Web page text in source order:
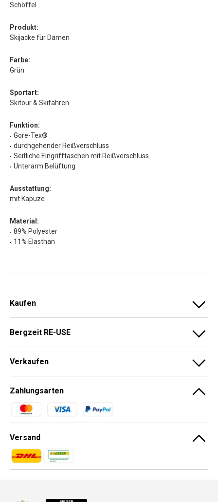
Schöffel
Produkt:
Skijacke für Damen
Farbe:
Grün
Sportart:
Skitour & Skifahren
Funktion:
Gore-Tex®
durchgehender Reißverschluss
Seitliche Eingrifftaschen mit Reißverschluss
Unterarm Belüftung
Ausstattung:
mit Kapuze
Material:
89% Polyester
11% Elasthan
Kaufen
Bergzeit RE-USE
Verkaufen
Zahlungsarten
Zahlungsmethoden
Versand
Zahlungsmethoden